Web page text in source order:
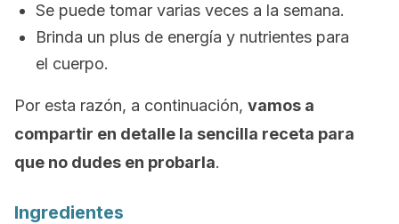
Se puede tomar varias veces a la semana.
Brinda un plus de energía y nutrientes para
el cuerpo.
Por esta razón, a continuación, vamos a
compartir en detalle la sencilla receta para
que no dudes en probarla.
Ingredientes